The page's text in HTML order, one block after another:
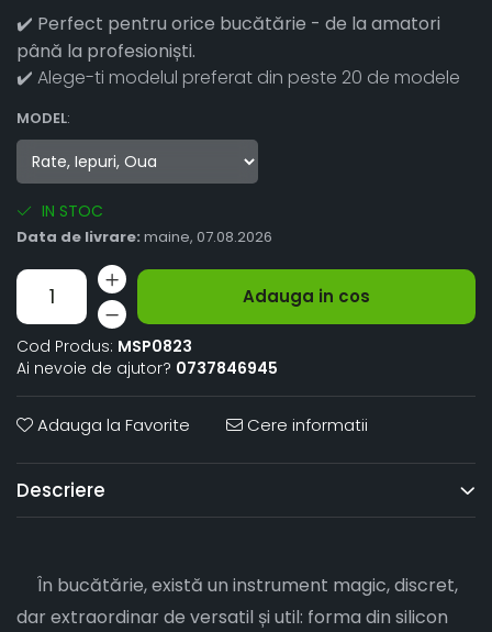
✔️ Perfect pentru orice bucătărie - de la amatori
până la profesioniști.
✔️ Alege-ti modelul preferat din peste 20 de modele
MODEL:
IN STOC
Data de livrare: maine, 07.08.2026
Adauga in cos
Cod Produs: MSP0823
Ai nevoie de ajutor? 0737846945
Adauga la Favorite Cere informatii
Descriere
În bucătărie, există un instrument magic, discret,
dar extraordinar de versatil și util: forma din silicon